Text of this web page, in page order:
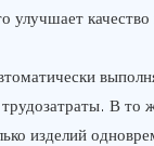
улучшает
В то
изделий